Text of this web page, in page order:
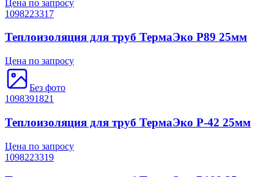
Цена по запросу
1098223317
Теплоизоляция для труб ТермаЭко P89 25мм
Цена по запросу
Без фото
1098391821
Теплоизоляция для труб ТермаЭко P-42 25мм
Цена по запросу
1098223319